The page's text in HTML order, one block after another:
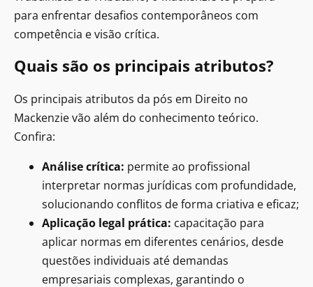
para enfrentar desafios contemporâneos com
competência e visão crítica.
Quais são os principais atributos?
Os principais atributos da pós em Direito no
Mackenzie vão além do conhecimento teórico.
Confira:
Análise crítica: permite ao profissional
interpretar normas jurídicas com profundidade,
solucionando conflitos de forma criativa e eficaz;
Aplicação legal prática: capacitação para
aplicar normas em diferentes cenários, desde
questões individuais até demandas
empresariais complexas, garantindo o